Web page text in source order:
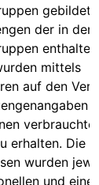
gebildet.
der in den
mittels
auf den
erhalten. Die
wurden
und einer